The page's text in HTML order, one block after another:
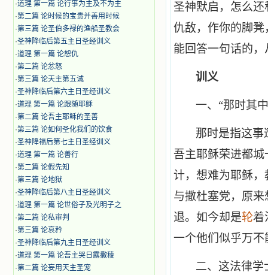
·道理 第一篇 论行事为主及不为主
·第二篇 论时候的宝贵并善用时候
·第三篇 论圣伯多禄的渔船圣教会
·圣神降临后第五主日圣经训义
·道理 第一篇 论恕仇
·第二篇 论忿怒
·第三篇 论天主第五诫
·圣神降临后第六主日圣经训义
·道理 第一篇 论跟随耶稣
·第二篇 论吾主耶稣的圣善
·第三篇 论如何圣化我们的饮食
·圣神降福后第七主日圣经训义
·道理 第一篇 论善行
·第二篇 论假先知
·第三篇 论地狱
·圣神降临后第八主日圣经训义
·道理 第一篇 论世俗子及光明子之
·第二篇 论私审判
·第三篇 论哀矜
·圣神降临后第九主日圣经训义
·道理 第一篇 论吾主哭日露撒稜
·第二篇 论妄用天主圣宠
圣神默启，怎么
仇敌，作你的脚
能回答一句话的
训义
一、“那时其
那时是指这事
吾主耶稣荣进都
计，想难为耶稣
与撒杜塞党，原
退。如今却是轮着
一个他们似乎万
二、这法律学